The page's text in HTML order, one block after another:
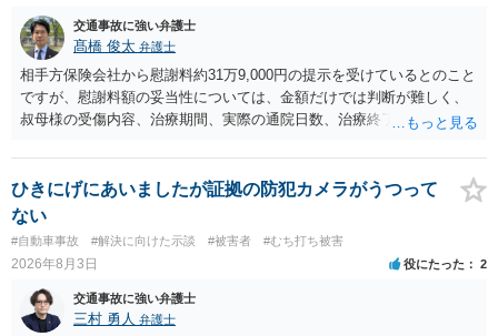
交通事故に強い弁護士
髙橋 俊太 弁護士
相手方保険会社から慰謝料約31万9,000円の提示を受けているとのこと
ですが、慰謝料額の妥当性については、金額だけでは判断が難しく、
叔母様の受傷内容、治療期間、実際の通院日数、治療終了の経緯、後
確認する必要があります。保険会社から提示される慰謝料額について
は、弁護士が介入することにより増額を検討できる場合がありますの
で、以下の資料・情報を準備した上で、弁護士に個別に相談すること
をお勧めいたします。 ・相手方保険会社から届いている示談金額の提
示書類 ・叔母様の診断名、けがの内容 ・治療開始日及び治療終了日
・入院の有無、通院回数 ・現在も症状が残っているか ・叔母様ご本人
やご家族等が加入している保険に、今回の事故で利用できる弁護士費
用特約が付帯しているか なお、被害者は叔母様ご本人となりますの
ひきにげにあいましたが証拠の防犯カメラがうつって
ない
#自動車事故 #解決に向けた示談 #被害者 #むち打ち被害
2026年8月3日 役にたった 2
交通事故に強い弁護士
三村 勇人 弁護士